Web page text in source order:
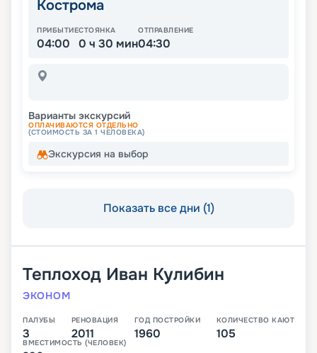
Кострома
ПРИБЫТИЕ
04:00
СТОЯНКА
0 ч 30 мин
ОТПРАВЛЕНИЕ
04:30
Варианты экскурсий
ОПЛАЧИВАЮТСЯ ОТДЕЛЬНО
(СТОИМОСТЬ ЗА 1 ЧЕЛОВЕКА)
Экскурсия на выбор
Показать все дни (1)
Теплоход Иван Кулибин
ЭКОНОМ
ПАЛУБЫ
3
РЕНОВАЦИЯ
2011
ГОД ПОСТРОЙКИ
1960
КОЛИЧЕСТВО КАЮТ
105
ВМЕСТИМОСТЬ (ЧЕЛОВЕК)